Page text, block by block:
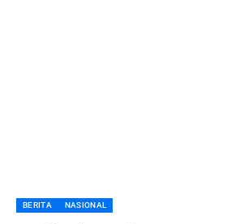
BERITA NASIONAL